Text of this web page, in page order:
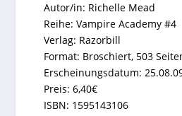
Autor/in: Richelle Mead
Reihe: Vampire Academy #4
Verlag: Razorbill
Format: Broschiert, 503
Erscheinungsdatum:
Preis: 6,40€
ISBN: 1595143106